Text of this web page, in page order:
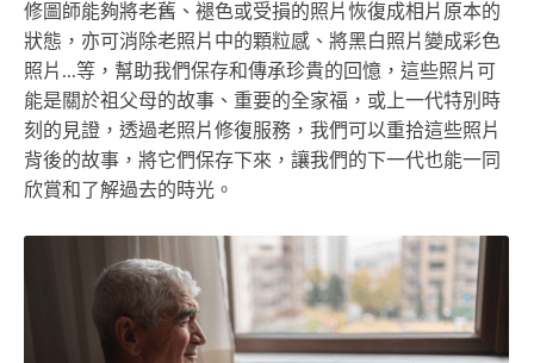
修圖師能夠將老舊、褪色或受損的照片恢復成相片原本的
狀態，亦可消除老照片中的顆粒感、將黑白照片變成彩色
照片...等，幫助我們保存和傳承珍貴的回憶，這些照片可
能是關於祖父母的故事、重要的全家福，或上一代特別時
刻的見證，透過老照片修復服務，我們可以重拾這些照片
背後的故事，將它們保存下來，讓我們的下一代也能一同
欣賞和了解過去的時光。